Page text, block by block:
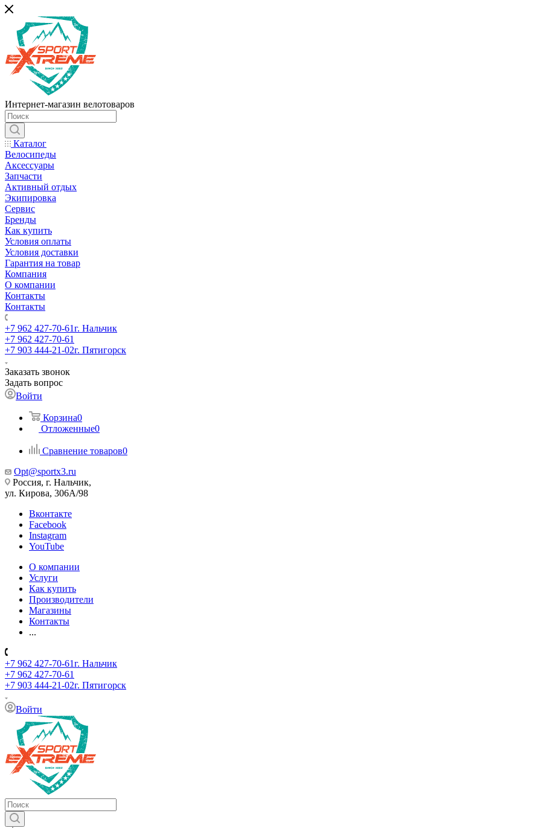
Интернет-магазин велотоваров
Каталог
Велосипеды
Аксессуары
Запчасти
Активный отдых
Экипировка
Сервис
Бренды
Как купить
Условия оплаты
Условия доставки
Гарантия на товар
Компания
О компании
Контакты
Контакты
+7 962 427-70-61г. Нальчик
+7 962 427-70-61
+7 903 444-21-02г. Пятигорск
Заказать звонок
Задать вопрос
Войти
Корзина0
Отложенные0
Сравнение товаров0
Opt@sportx3.ru
Россия, г. Нальчик,
ул. Кирова, 306А/98
Вконтакте
Facebook
Instagram
YouTube
О компании
Услуги
Как купить
Производители
Магазины
Контакты
...
+7 962 427-70-61г. Нальчик
+7 962 427-70-61
+7 903 444-21-02г. Пятигорск
Войти